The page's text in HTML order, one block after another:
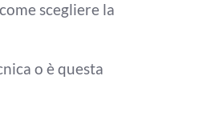
scegliere la
o èquesta